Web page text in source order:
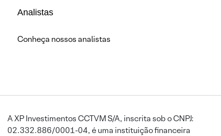
Analistas
Conheça nossos analistas
A XP Investimentos CCTVM S/A, inscrita sob o CNPJ:
02.332.886/0001-04, é uma instituição financeira